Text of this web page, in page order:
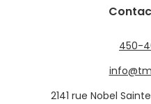
450-
2141 rue Nobel